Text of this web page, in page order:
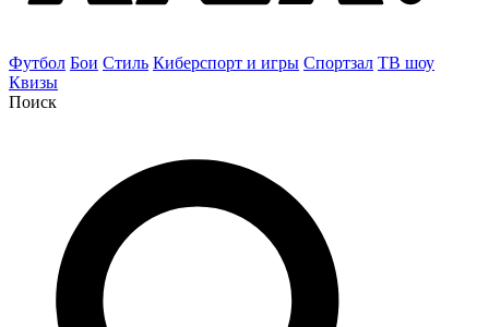
Футбол Бои Стиль Киберспорт и игры Спортзал ТВ шоу
Квизы
Поиск